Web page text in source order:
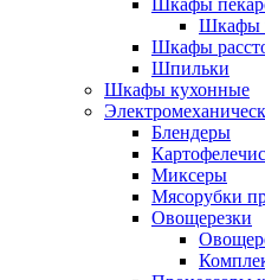
Шкафы
Шкафы
Шпильки
Шкафы кухонные
Блендеры
Миксеры
Мясорубки
Овощерезки